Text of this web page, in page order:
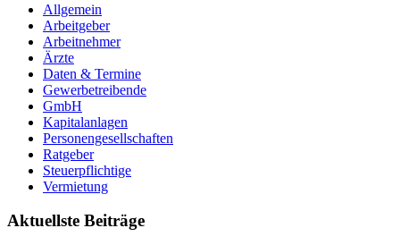
Allgemein
Arbeitgeber
Arbeitnehmer
Ärzte
Daten & Termine
Gewerbetreibende
GmbH
Kapitalanlagen
Personengesellschaften
Ratgeber
Steuerpflichtige
Vermietung
Aktuellste Beiträge